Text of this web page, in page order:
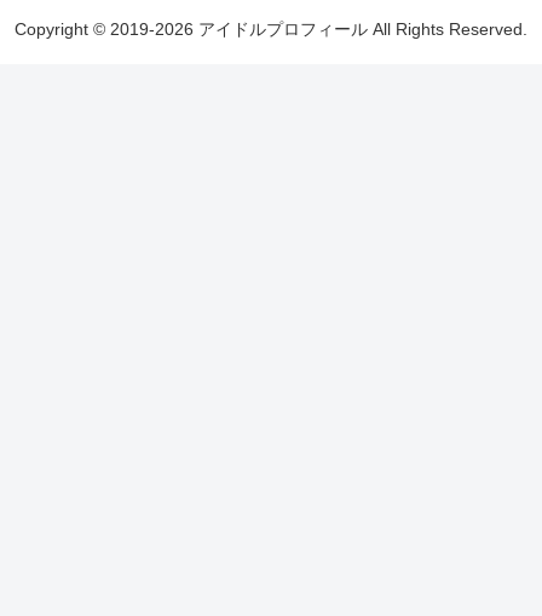
Copyright © 2019-2026 アイドルプロフィール All Rights Reserved.